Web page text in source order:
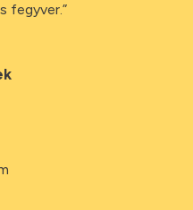
fegyver.”